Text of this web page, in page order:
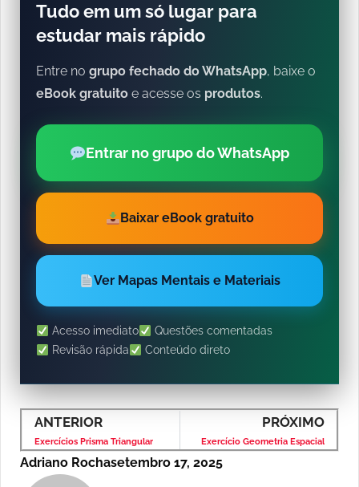
Tudo em um só lugar para
estudar mais rápido
Entre no grupo fechado do WhatsApp, baixe o
eBook gratuito e acesse os produtos.
Entrar no grupo do WhatsApp
Baixar eBook gratuito
Ver Mapas Mentais e Materiais
Acesso imediato
Questões comentadas
Revisão rápida
Conteúdo direto
ANTERIOR
Exercícios Prisma Triangular
PRÓXIMO
Exercício Geometria Espacial
Adriano Rochasetembro 17, 2025